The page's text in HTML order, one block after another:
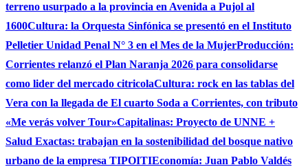
terreno usurpado a la provincia en Avenida a Pujol al
1600Cultura: la Orquesta Sinfónica se presentó en el Instituto
Pelletier Unidad Penal N° 3 en el Mes de la MujerProducción:
Corrientes relanzó el Plan Naranja 2026 para consolidarse
como lider del mercado citricolaCultura: rock en las tablas del
Vera con la llegada de El cuarto Soda a Corrientes, con tributo
«Me verás volver Tour»Capitalinas: Proyecto de UNNE +
Salud Exactas: trabajan en la sostenibilidad del bosque nativo
urbano de la empresa TIPOITIEconomía: Juan Pablo Valdés